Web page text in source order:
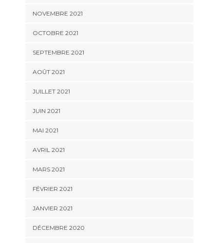
NOVEMBRE 2021
OCTOBRE 2021
SEPTEMBRE 2021
AOÛT 2021
JUILLET 2021
JUIN 2021
MAI 2021
AVRIL 2021
MARS 2021
FÉVRIER 2021
JANVIER 2021
DÉCEMBRE 2020